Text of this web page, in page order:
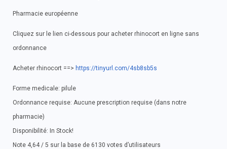
Pharmacie européenne
Cliquez sur le lien ci-dessous pour acheter rhinocort en ligne sans
ordonnance
Acheter rhinocort ==> https://tinyurl.com/4sb8sb5s
Forme medicale: pilule
Ordonnance requise: Aucune prescription requise (dans notre
pharmacie)
Disponibilité: In Stock!
Note 4,64 / 5 sur la base de 6130 votes d’utilisateurs